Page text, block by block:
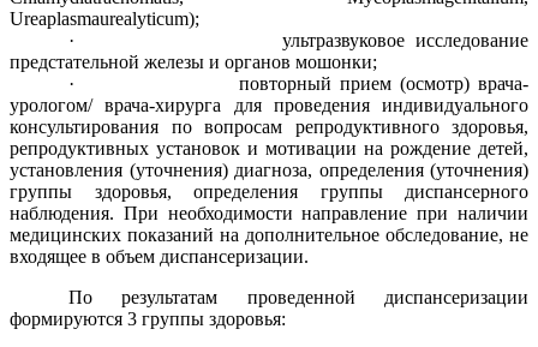
Ureaplasmaurealyticum);
· ультразвуковое исследование
предстательной железы и органов мошонки;
· повторный прием (осмотр) врача-
урологом/ врача-хирурга для проведения индивидуального
консультирования по вопросам репродуктивного здоровья,
репродуктивных установок и мотивации на рождение детей,
установления (уточнения) диагноза, определения (уточнения)
группы здоровья, определения группы диспансерного
наблюдения. При необходимости направление при наличии
медицинских показаний на дополнительное обследование, не
входящее в объем диспансеризации.
По результатам проведенной диспансеризации
формируются 3 группы здоровья: